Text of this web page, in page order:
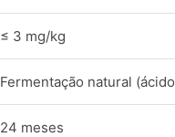
≤ 3 mg/kg
Fermentação natural
24 meses